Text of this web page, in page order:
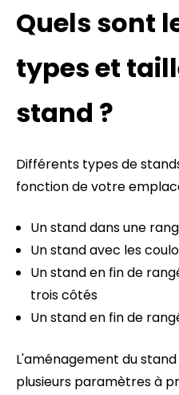
Quels sont
types et
stand ?
Différents types de
fonction de votre
Un stand dans une
Un stand avec les
Un stand en fin de
trois côtés
Un stand en fin de
L'aménagement du
plusieurs paramètres à